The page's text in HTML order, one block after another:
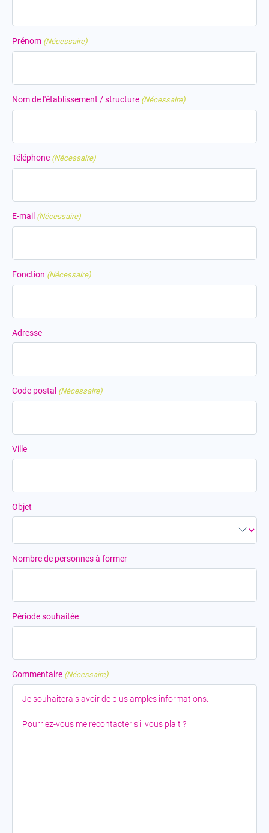
Prénom (Nécessaire)
Nom de l'établissement / structure (Nécessaire)
Téléphone (Nécessaire)
E-mail (Nécessaire)
Fonction (Nécessaire)
Adresse
Code postal (Nécessaire)
Ville
Objet
Nombre de personnes à former
Période souhaitée
Commentaire (Nécessaire)